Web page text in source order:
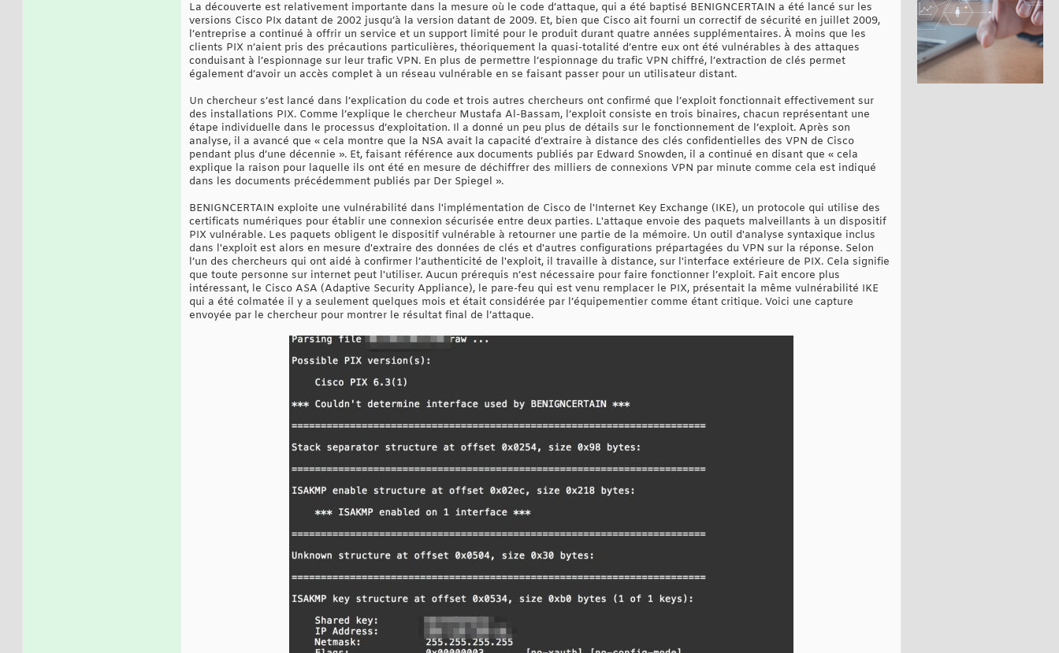
La découverte est relativement importante dans la mesure où le code d’attaque, qui a été baptisé BENIGNCERTAIN a été lancé sur les
versions Cisco PIx datant de 2002 jusqu’à la version datant de 2009. Et, bien que Cisco ait fourni un correctif de sécurité en juillet 2009,
l’entreprise a continué à offrir un service et un support limité pour le produit durant quatre années supplémentaires. À moins que les
clients PIX n’aient pris des précautions particulières, théoriquement la quasi-totalité d’entre eux ont été vulnérables à des attaques
conduisant à l’espionnage sur leur trafic VPN. En plus de permettre l’espionnage du trafic VPN chiffré, l’extraction de clés permet
également d’avoir un accès complet à un réseau vulnérable en se faisant passer pour un utilisateur distant.
Un chercheur s’est lancé dans l’explication du code et trois autres chercheurs ont confirmé que l’exploit fonctionnait effectivement sur
des installations PIX. Comme l’explique le chercheur Mustafa Al-Bassam, l’exploit consiste en trois binaires, chacun représentant une
étape individuelle dans le processus d’exploitation. Il a donné un peu plus de détails sur le fonctionnement de l’exploit. Après son
analyse, il a avancé que « cela montre que la NSA avait la capacité d’extraire à distance des clés confidentielles des VPN de Cisco
pendant plus d’une décennie ». Et, faisant référence aux documents publiés par Edward Snowden, il a continué en disant que « cela
explique la raison pour laquelle ils ont été en mesure de déchiffrer des milliers de connexions VPN par minute comme cela est indiqué
dans les documents précédemment publiés par Der Spiegel ».
BENIGNCERTAIN exploite une vulnérabilité dans l'implémentation de Cisco de l'Internet Key Exchange (IKE), un protocole qui utilise des
certificats numériques pour établir une connexion sécurisée entre deux parties. L'attaque envoie des paquets malveillants à un dispositif
PIX vulnérable. Les paquets obligent le dispositif vulnérable à retourner une partie de la mémoire. Un outil d'analyse syntaxique inclus
dans l'exploit est alors en mesure d'extraire des données de clés et d'autres configurations prépartagées du VPN sur la réponse. Selon
l’un des chercheurs qui ont aidé à confirmer l’authenticité de l'exploit, il travaille à distance, sur l'interface extérieure de PIX. Cela signifie
que toute personne sur internet peut l'utiliser. Aucun prérequis n’est nécessaire pour faire fonctionner l’exploit. Fait encore plus
intéressant, le Cisco ASA (Adaptive Security Appliance), le pare-feu qui est venu remplacer le PIX, présentait la même vulnérabilité IKE
qui a été colmatée il y a seulement quelques mois et était considérée par l’équipementier comme étant critique. Voici une capture
envoyée par le chercheur pour montrer le résultat final de l’attaque.